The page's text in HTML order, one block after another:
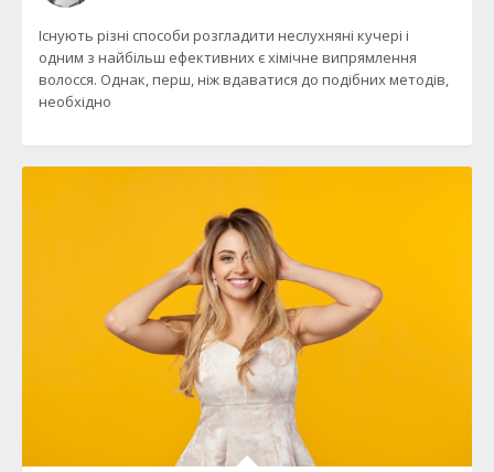
Існують різні способи розгладити неслухняні кучері і
одним з найбільш ефективних є хімічне випрямлення
волосся. Однак, перш, ніж вдаватися до подібних методів,
необхідно